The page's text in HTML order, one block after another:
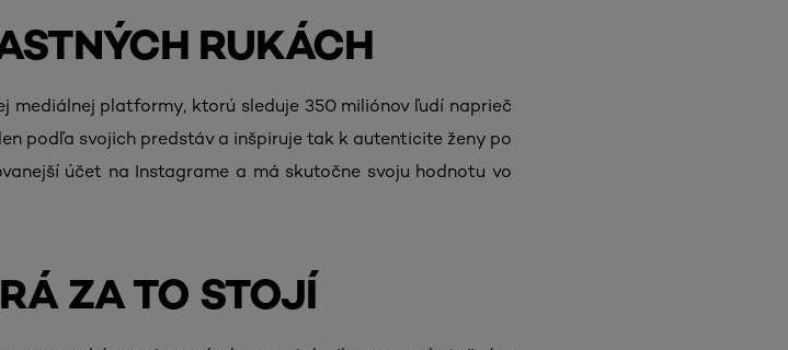
RUKÁCH
mediálnej platformy, ktorú sleduje 350 miliónov ľudí naprieč
podľa svojich predstáv a inšpiruje tak k autenticite ženy po
účet na Instagrame a má skutočne svoju hodnotu vo
ZA TO STOJÍ